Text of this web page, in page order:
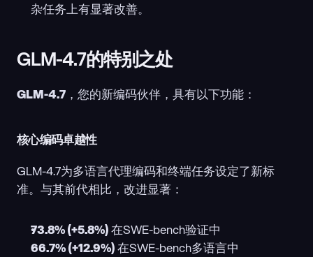
杂任务上有显著改善。
GLM-4.7的特别之处
GLM-4.7 ，您的新编码伙伴，具有以下功能：
核心编码卓越性
GLM-4.7为多语言代理编码和终端任务设定了新标
准。与其前代相比，改进显著：
73.8% (+5.8%) 在SWE-bench验证中
66.7% (+12.9%) 在SWE-bench多语言中